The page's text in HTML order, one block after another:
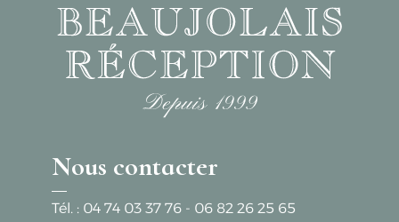
Nous contacter
Tél. : 04 74 03 37 76 - 06 82 26 25 65